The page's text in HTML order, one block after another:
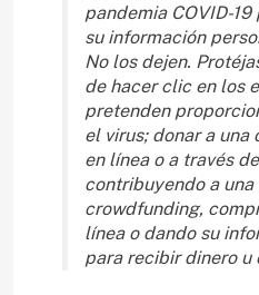
pandemia COVID-
su información
No los dejen.
de hacer clic en los
pretenden
el virus; donar a
en línea o a través
contribuyendo a una
crowdfunding,
línea o dando su
para recibir dinero u